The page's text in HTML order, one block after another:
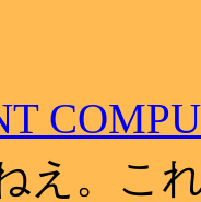
え。こ